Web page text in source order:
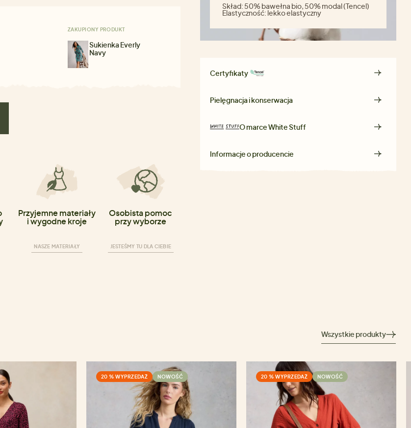
ZAKUPIONY PRODUKT
Sukienka Everly
Navy
Przyjemne materiały
i wygodne kroje
NASZE MATERIAŁY
Osobista pomoc
przy wyborze
JESTEŚMY TU DLA CIEBIE
Skład: 50% bawełna bio, 50% modal (Tencel)
Elastyczność: lekko elastyczny
Certyfikaty
Pielęgnacja i konserwacja
O marceWhite Stuff
Informacje o producencie
Wszystkie produkty
20 % WYPRZEDAŻ NOWOŚĆ 20 % WYPRZEDAŻ NOWOŚĆ